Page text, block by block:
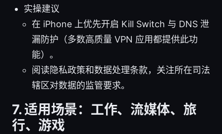
实操建议
在 iPhone 上优先开启 Kill Switch 与 DNS 泄
漏防护（多数高质量 VPN 应用都提供此功
能）。
阅读隐私政策和数据处理条款，关注所在司法
辖区对数据的监管要求。
7. 适用场景：工作、流媒体、旅
行、游戏